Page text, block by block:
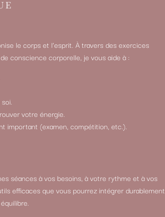
le corps et l’esprit. À travers des exercices
conscience corporelle, je vous aide à :
votre énergie.
important (examen, compétition, etc.).
séances à vos besoins, à votre rythme et à vos
efficaces que vous pourrez intégrer durablement